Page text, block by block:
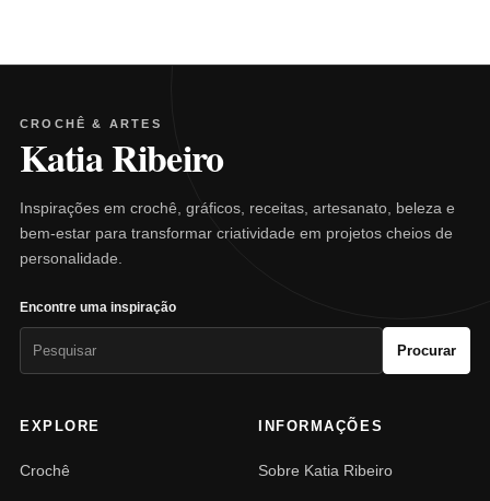
CROCHÊ & ARTES
Katia Ribeiro
Inspirações em crochê, gráficos, receitas, artesanato, beleza e
bem-estar para transformar criatividade em projetos cheios de
personalidade.
Encontre uma inspiração
Procurar
EXPLORE
Crochê
INFORMAÇÕES
Sobre Katia Ribeiro